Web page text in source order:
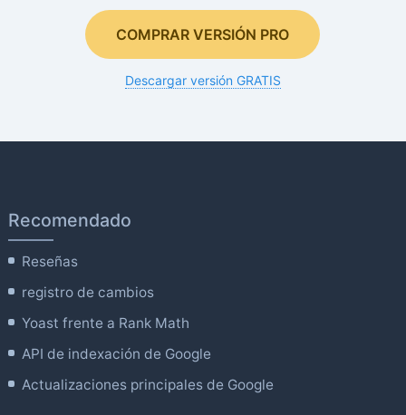
COMPRAR VERSIÓN PRO
Descargar versión GRATIS
Recomendado
Reseñas
registro de cambios
Yoast frente a Rank Math
API de indexación de Google
Actualizaciones principales de Google